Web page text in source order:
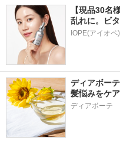
【現品30名
乱れに。ビ
IOPE(アイオペ)
ディアボー
髪悩みをケア
ディアボーテ